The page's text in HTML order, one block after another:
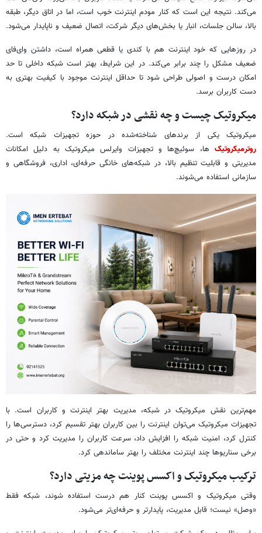
می‌کند. نتیجه این است که کنار مودم اینترنت خوب است، اما در اتاق دیگر، طبقه
بالا، سالن جلسات، انبار یا بخش‌های دیگر شرکت، اتصال ضعیف و ناپایدار می‌شود.
در روزهایی که خود اینترنت هم با کندی یا قطعی همراه است، داشتن وای‌فای
ضعیف مشکل را چند برابر می‌کند. در این شرایط، بهتر است شبکه داخلی تا حد
امکان درست و اصولی طراحی شود تا حداقل اینترنت موجود با کیفیت بهتری به
دست کاربران برسد.
میکروتیک چیست و چه نقشی در شبکه دارد؟
میکروتیک یکی از برندهای شناخته‌شده در حوزه تجهیزات شبکه است.
روترمیکروتیک ها، سوئیچ‌ها و تجهیزات وایرلس میکروتیک به دلیل امکانات
مدیریتی و قابلیت تنظیم بالا، در شبکه‌های خانگی حرفه‌ای، اداری، فروشگاهی و
سازمانی استفاده می‌شوند.
مهم‌ترین نقش میکروتیک در شبکه، مدیریت بهتر اینترنت و کاربران است. با
تجهیزات میکروتیک می‌توان اینترنت را بین کاربران بهتر تقسیم کرد، دسترسی‌ها را
کنترل کرد، امنیت شبکه را افزایش داد، سرعت کاربران را مدیریت کرد و حتی در
برخی سناریوها چند اینترنت مختلف را بهتر ساماندهی کرد.
ترکیب میکروتیک و اکسس پوینت چه مزیتی دارد؟
وقتی میکروتیک و اکسس پوینت کنار هم درست استفاده شوند، شبکه فقط
«وصل» نیست؛ قابل مدیریت، پایدارتر و حرفه‌ای‌تر می‌شود.